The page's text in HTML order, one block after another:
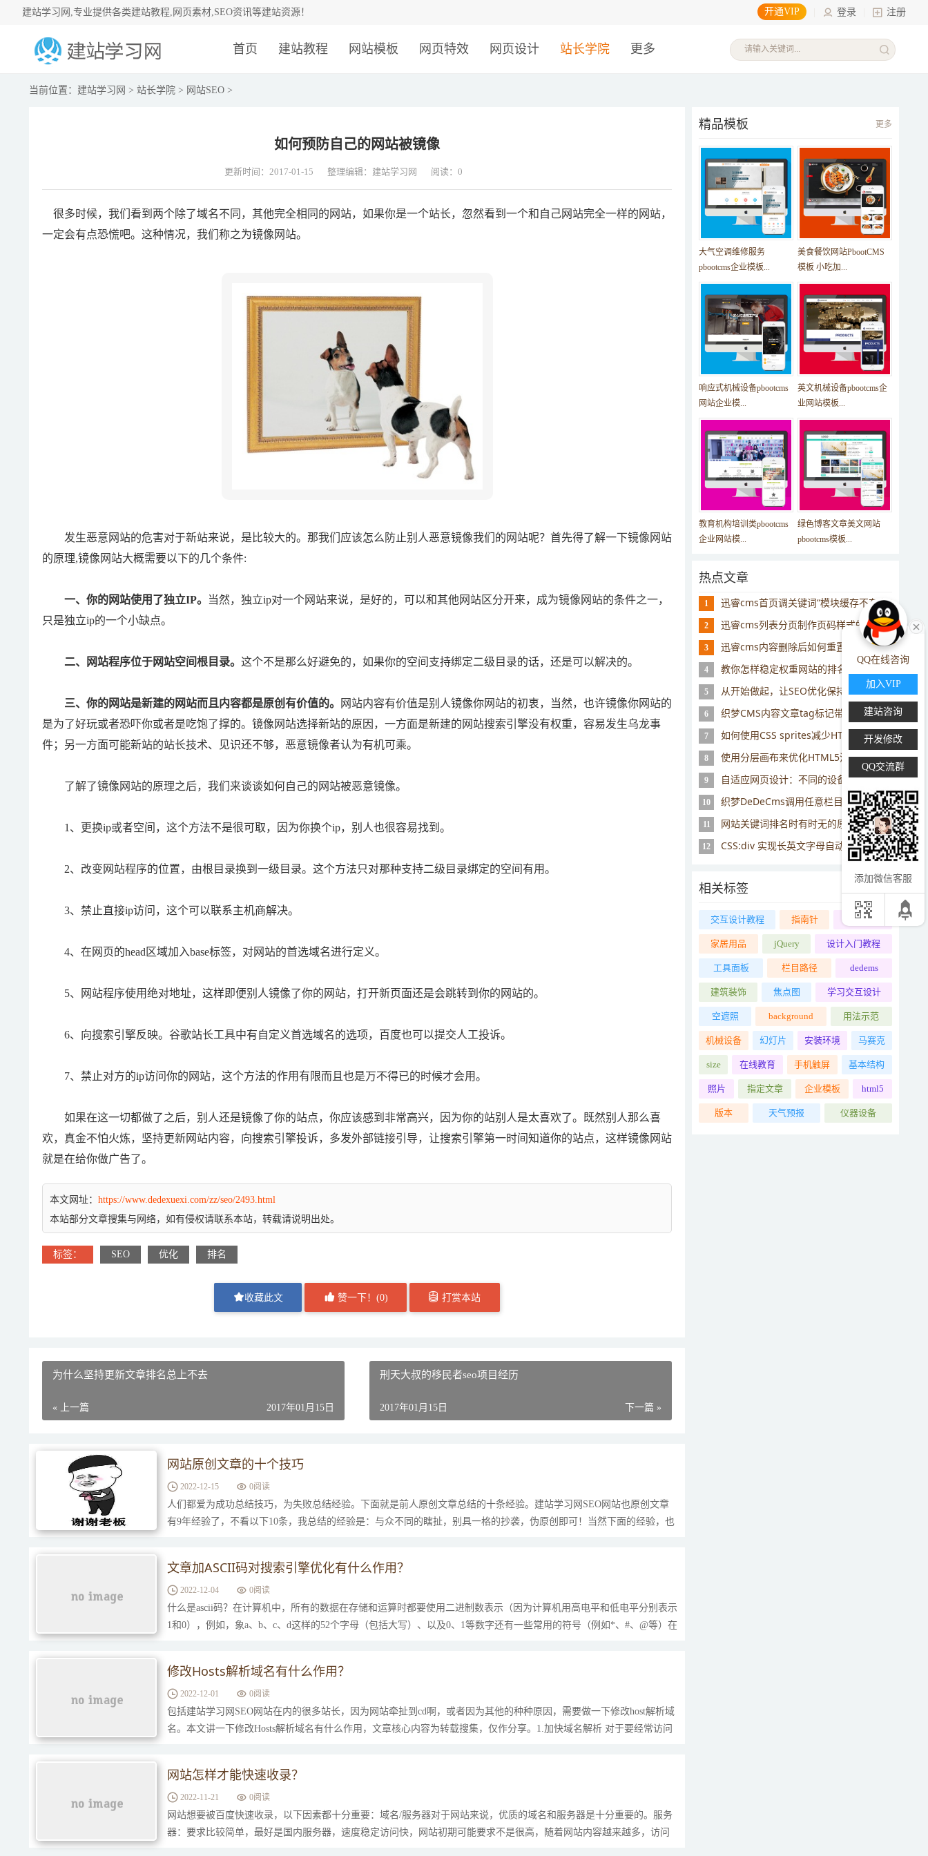
建站学习网,专业提供各类建站教程,网页素材,SEO资讯等建站资源！ 开通VIP 登录 注册
首页 建站教程 网站模板 网页特效 网页设计 站长学院 更多
当前位置： 建站学习网 > 站长学院 > 网站SEO >
如何预防自己的网站被镜像
更新时间：2017-01-15 整理编辑：建站学习网 阅读： 0
很多时候，我们看到两个除了域名不同，其他完全相同的网站，如果你是一个站长，忽然看到一个和自己网站完全一样的网站，
一定会有点恐慌吧。这种情况，我们称之为镜像网站。
发生恶意网站的危害对于新站来说，是比较大的。那我们应该怎么防止别人恶意镜像我们的网站呢？首先得了解一下镜像网站
的原理,镜像网站大概需要以下的几个条件:
一、你的网站使用了独立IP。
当然，独立ip对一个网站来说，是好的，可以和其他网站区分开来，成为镜像网站的条件之一，
只是独立ip的一个小缺点。
二、网站程序位于网站空间根目录。 这个不是那么好避免的，如果你的空间支持绑定二级目录的话，还是可以解决的。
三、你的网站是新建的网站而且内容都是原创有价值的。
网站内容有价值是别人镜像你网站的初衷，当然，也许镜像你网站的
是为了好玩或者恐吓你或者是吃饱了撑的。镜像网站选择新站的原因，一方面是新建的网站搜索引擎没有权重，容易发生乌龙事
件；另一方面可能新站的站长技术、见识还不够，恶意镜像者认为有机可乘。
了解了镜像网站的原理之后，我们来谈谈如何自己的网站被恶意镜像。
1、更换ip或者空间，这个方法不是很可取，因为你换个ip，别人也很容易找到。
2、改变网站程序的位置，由根目录换到一级目录。这个方法只对那种支持二级目录绑定的空间有用。
3、禁止直接ip访问，这个可以联系主机商解决。
4、在网页的head区域加入base标签，对网站的首选域名进行定义。
5、网站程序使用绝对地址，这样即便别人镜像了你的网站，打开新页面还是会跳转到你的网站的。
6、向搜索引擎反映。谷歌站长工具中有自定义首选域名的选项，百度也可以提交人工投诉。
7、禁止对方的ip访问你的网站，这个方法的作用有限而且也是万不得已的时候才会用。
如果在这一切都做了之后，别人还是镜像了你的站点，你应该感到非常高兴，因为你的站别人是太喜欢了。既然别人那么喜
欢，真金不怕火炼，坚持更新网站内容，向搜索引擎投诉，多发外部链接引导，让搜索引擎第一时间知道你的站点，这样镜像网站
就是在给你做广告了。
本文网址： https://www.dedexuexi.com/zz/seo/2493.html
本站部分文章搜集与网络，如有侵权请联系本站，转载请说明出处。
标签： SEO 优化 排名
收藏此文 赞一下！(0) 打赏本站
为什么坚持更新文章排名总上不去
« 上一篇 2017年01月15日
刑天大叔的移民者seo项目经历
2017年01月15日 下一篇 »
网站原创文章的十个技巧
2022-12-15 0阅读
人们都爱为成功总结技巧，为失败总结经验。下面就是前人原创文章总结的十条经验。建站学习网SEO网站也原创文章
有9年经验了，不看以下10条，我总结的经验是：与众不同的瞎扯，别具一格的抄袭，伪原创即可！当然下面的经验，也
文章加ASCII码对搜索引擎优化有什么作用？
2022-12-04 0阅读
什么是ascii码？在计算机中，所有的数据在存储和运算时都要使用二进制数表示（因为计算机用高电平和低电平分别表示
1和0），例如，象a、b、c、d这样的52个字母（包括大写）、以及0、1等数字还有一些常用的符号（例如*、#、@等）在
修改Hosts解析域名有什么作用？
2022-12-01 0阅读
包括建站学习网SEO网站在内的很多站长，因为网站牵扯到cd啊，或者因为其他的种种原因，需要做一下修改host解析域
名。本文讲一下修改Hosts解析域名有什么作用，文章核心内容为转载搜集，仅作分享。1.加快域名解析 对于要经常访问
网站怎样才能快速收录？
2022-11-21 0阅读
网站想要被百度快速收录，以下因素都十分重要：域名/服务器对于网站来说，优质的域名和服务器是十分重要的。服务
器：要求比较简单，最好是国内服务器，速度稳定访问快，网站初期可能要求不是很高，随着网站内容越来越多，访问
精品模板 更多
大气空调维修服务
pbootcms企业模板...
美食餐饮网站PbootCMS
模板 小吃加...
响应式机械设备pbootcms
网站企业模...
英文机械设备pbootcms企
业网站模板...
教育机构培训类pbootcms
企业网站模...
绿色博客文章美文网站
pbootcms模板...
热点文章
1 迅睿cms首页调关键词“模块缓存不存在”
2 迅睿cms列表分页制作页码样式的思路
3 迅睿cms内容删除后如何重置id序号？
4 教你怎样稳定权重网站的排名
5 从开始做起，让SEO优化保持完美状态
6 织梦CMS内容文章tag标记带链接地址
7 如何使用CSS sprites减少HTTP请求
8 使用分层画布来优化HTML5渲染的教程
9 自适应网页设计：不同的设备呈现同样的网页
10 织梦DeDeCms调用任意栏目名称方法
11 网站关键词排名时有时无的原因
12 CSS:div 实现长英文字母自动换行CSS
相关标签
交互设计教程 指南针 同级栏目
家居用品 jQuery 设计入门教程
工具面板 栏目路径 dedems
建筑装饰 焦点图 学习交互设计
空遮照 background 用法示范
机械设备 幻灯片 安装环境 马赛克
size 在线教育 手机触屏 基本结构
照片 指定文章 企业模板 html5
版本 天气预报 仪器设备
QQ在线咨询
加入VIP
建站咨询
开发修改
QQ交流群
添加微信客服